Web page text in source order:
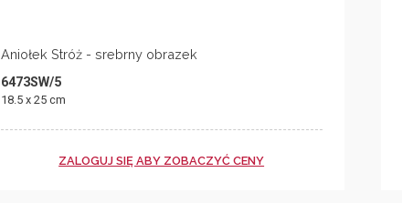
Aniołek Stróż - srebrny obrazek
6473SW/5
18.5 x 25 cm
ZALOGUJ SIĘ ABY ZOBACZYĆ CENY